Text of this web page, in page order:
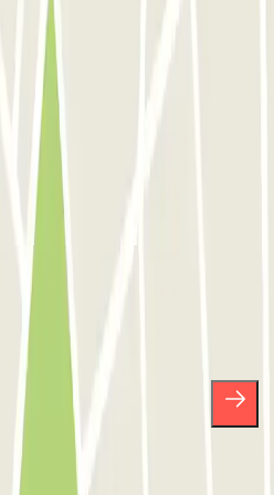
newsletter et
des concours et
notre politique de confidentialité
commerciales de Parclick. Sans
désinscrire quand vous le